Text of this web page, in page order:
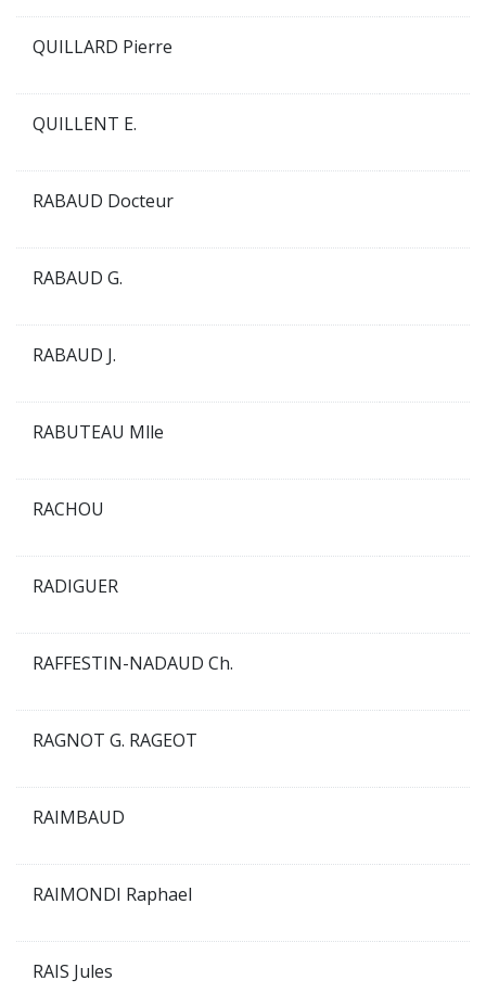
QUILLARD Pierre
QUILLENT E.
RABAUD Docteur
RABAUD G.
RABAUD J.
RABUTEAU Mlle
RACHOU
RADIGUER
RAFFESTIN-NADAUD Ch.
RAGNOT G. RAGEOT
RAIMBAUD
RAIMONDI Raphael
RAIS Jules